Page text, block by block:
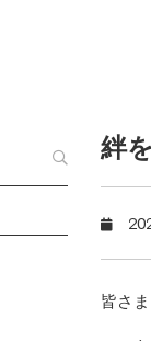
絆
皆さ